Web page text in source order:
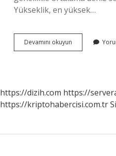
Yükseklik, en yüksek…
Devamını okuyun
Ölçer
https://dizih.com https://
https://kriptohabercisi.com.tr